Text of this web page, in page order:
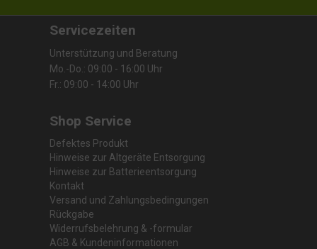
Servicezeiten
Unterstützung und Beratung
Mo.-Do.: 09:00 - 16:00 Uhr
Fr.: 09:00 - 14:00 Uhr
Shop Service
Defektes Produkt
Hinweise zur Altgeräte Entsorgung
Hinweise zur Batterieentsorgung
Kontakt
Versand und Zahlungsbedingungen
Rückgabe
Widerrufsbelehrung & -formular
AGB & Kundeninformationen